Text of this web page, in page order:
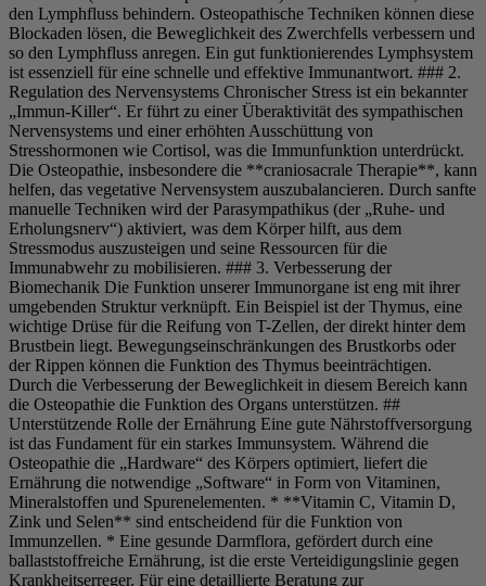
den Lymphfluss behindern. Osteopathische Techniken können diese
Blockaden lösen, die Beweglichkeit des Zwerchfells verbessern und
so den Lymphfluss anregen. Ein gut funktionierendes Lymphsystem
ist essenziell für eine schnelle und effektive Immunantwort. ### 2.
Regulation des Nervensystems Chronischer Stress ist ein bekannter
„Immun-Killer“. Er führt zu einer Überaktivität des sympathischen
Nervensystems und einer erhöhten Ausschüttung von
Stresshormonen wie Cortisol, was die Immunfunktion unterdrückt.
Die Osteopathie, insbesondere die **craniosacrale Therapie**, kann
helfen, das vegetative Nervensystem auszubalancieren. Durch sanfte
manuelle Techniken wird der Parasympathikus (der „Ruhe- und
Erholungsnerv“) aktiviert, was dem Körper hilft, aus dem
Stressmodus auszusteigen und seine Ressourcen für die
Immunabwehr zu mobilisieren. ### 3. Verbesserung der
Biomechanik Die Funktion unserer Immunorgane ist eng mit ihrer
umgebenden Struktur verknüpft. Ein Beispiel ist der Thymus, eine
wichtige Drüse für die Reifung von T-Zellen, der direkt hinter dem
Brustbein liegt. Bewegungseinschränkungen des Brustkorbs oder
der Rippen können die Funktion des Thymus beeinträchtigen.
Durch die Verbesserung der Beweglichkeit in diesem Bereich kann
die Osteopathie die Funktion des Organs unterstützen. ##
Unterstützende Rolle der Ernährung Eine gute Nährstoffversorgung
ist das Fundament für ein starkes Immunsystem. Während die
Osteopathie die „Hardware“ des Körpers optimiert, liefert die
Ernährung die notwendige „Software“ in Form von Vitaminen,
Mineralstoffen und Spurenelementen. * **Vitamin C, Vitamin D,
Zink und Selen** sind entscheidend für die Funktion von
Immunzellen. * Eine gesunde Darmflora, gefördert durch eine
ballaststoffreiche Ernährung, ist die erste Verteidigungslinie gegen
Krankheitserreger. Für eine detaillierte Beratung zur